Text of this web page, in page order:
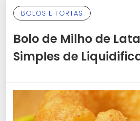
BOLOS E TORTAS
Bolo de Milho de
Simples de